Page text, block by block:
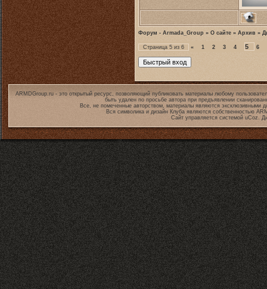
Форум - Armada_Group » О сайте » Архив »
Страница 5 из 6 « 1 2 3 4 5 6
ARMDGroup.ru - это открытый ресурс, позволяющий публиковать материалы любому
быть удален по просьбе автора при предъявлении
Все, не помеченные авторством, материалы являются эксклюзивными
Вся символика и дизайн Клуба являются собственностью
Сайт управляется системой uCoz.